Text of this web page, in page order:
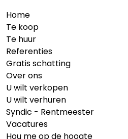
Home
Te koop
Te huur
Referenties
Gratis schatting
Over ons
U wilt verkopen
U wilt verhuren
Syndic - Rentmeester
Vacatures
Hou me op de hoogte